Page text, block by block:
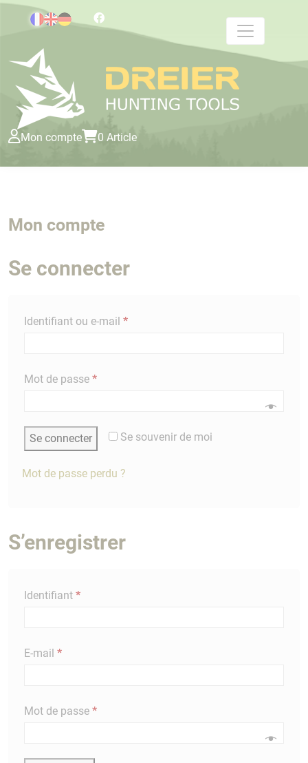
Mon compte 0 Article
Mon compte
Se connecter
Identifiant ou e-mail *Obligatoire
Mot de passe *Obligatoire
Se souvenir de moi
Se connecter
Mot de passe perdu ?
S’enregistrer
Identifiant *Obligatoire
E-mail *Obligatoire
Mot de passe *Obligatoire
Panneau de gestion des cookies